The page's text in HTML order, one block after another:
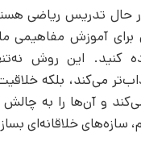
حال تدریس ریاضی
برای آموزش مفاهیمی
کنید. این روش
می‌کند، بلکه
و آن‌ها را به
سازه‌های خلاقانه‌ای